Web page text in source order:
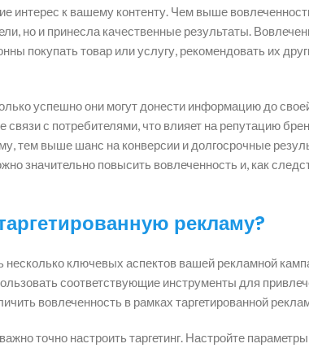
интерес к вашему контенту. Чем выше
но и принесла качественные результаты.
покупать товар или услугу, рекомендовать их
успешно они могут донести информацию до
с потребителями, что влияет на репутацию
тем выше шанс на конверсии и долгосрочные
значительно повысить вовлеченность и, как
рекламу?
ключевых аспектов вашей рекламной
соответствующие инструменты для
вовлеченность в рамках таргетированной
точно настроить таргетинг. Настройте